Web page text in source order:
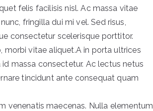
felis facilisis nisl. Ac massa vitae
fringilla dui mi vel. Sed risus,
consectetur scelerisque porttitor.
morbi vitae aliquet.A in porta ultrices
massa consectetur. Ac lectus netus
tincidunt ante consequat quam
venenatis maecenas. Nulla elementum